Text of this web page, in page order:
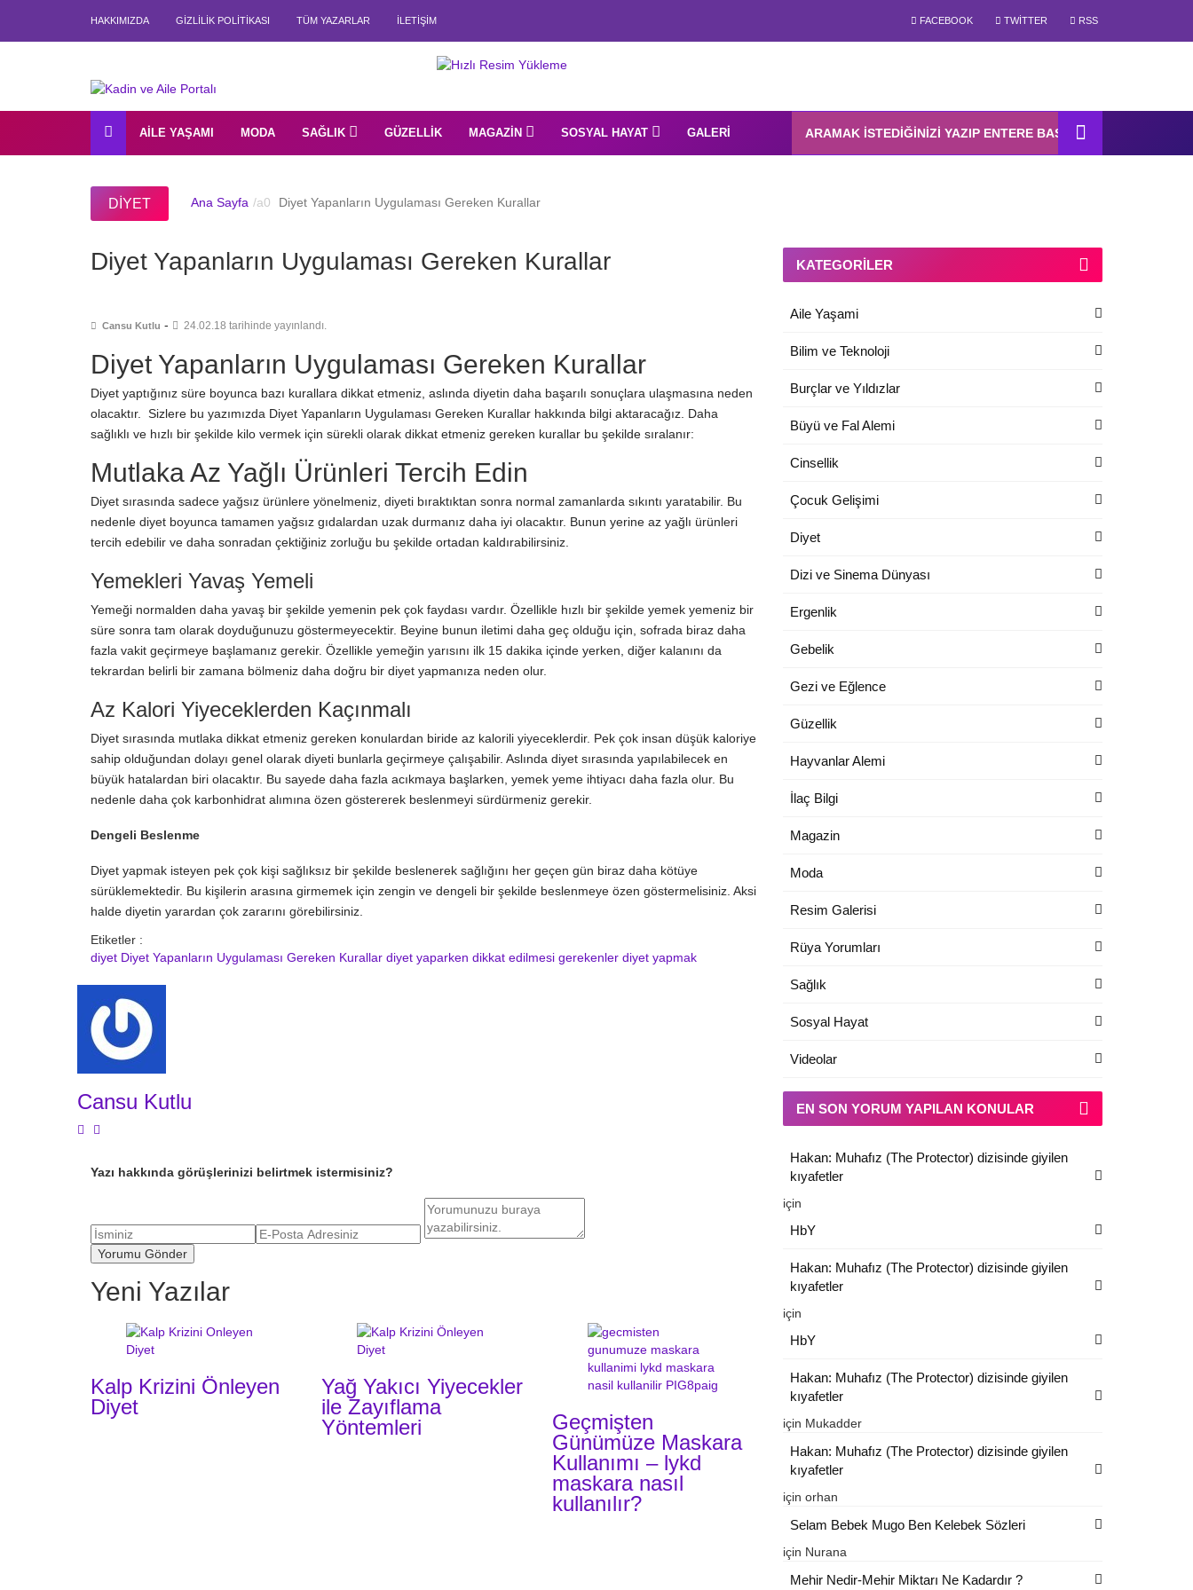
HAKKIMIZDA GIZLILIK POLITIKASI TÜM YAZARLAR İLETIŞIM FACEBOOK TWITTER RSS
AILE YAŞAMI MODA SAĞLIK GÜZELLIK MAGAZIN SOSYAL HAYAT GALERI
DIYET Ana Sayfa Diyet Yapanların Uygulaması Gereken Kurallar
Diyet Yapanların Uygulaması Gereken Kurallar
Cansu Kutlu - 24.02.18 tarihinde yayınlandı.
Diyet Yapanların Uygulaması Gereken Kurallar
Diyet yaptığınız süre boyunca bazı kurallara dikkat etmeniz, aslında diyetin daha başarılı sonuçlara ulaşmasına neden
olacaktır. Sizlere bu yazımızda Diyet Yapanların Uygulaması Gereken Kurallar hakkında bilgi aktaracağız. Daha
sağlıklı ve hızlı bir şekilde kilo vermek için sürekli olarak dikkat etmeniz gereken kurallar bu şekilde sıralanır:
Mutlaka Az Yağlı Ürünleri Tercih Edin
Diyet sırasında sadece yağsız ürünlere yönelmeniz, diyeti bıraktıktan sonra normal zamanlarda sıkıntı yaratabilir. Bu
nedenle diyet boyunca tamamen yağsız gıdalardan uzak durmanız daha iyi olacaktır. Bunun yerine az yağlı ürünleri
tercih edebilir ve daha sonradan çektiğiniz zorluğu bu şekilde ortadan kaldırabilirsiniz.
Yemekleri Yavaş Yemeli
Yemeği normalden daha yavaş bir şekilde yemenin pek çok faydası vardır. Özellikle hızlı bir şekilde yemek yemeniz bir
süre sonra tam olarak doyduğunuzu göstermeyecektir. Beyine bunun iletimi daha geç olduğu için, sofrada biraz daha
fazla vakit geçirmeye başlamanız gerekir. Özellikle yemeğin yarısını ilk 15 dakika içinde yerken, diğer kalanını da
tekrardan belirli bir zamana bölmeniz daha doğru bir diyet yapmanıza neden olur.
Az Kalori Yiyeceklerden Kaçınmalı
Diyet sırasında mutlaka dikkat etmeniz gereken konulardan biride az kalorili yiyeceklerdir. Pek çok insan düşük kaloriye
sahip olduğundan dolayı genel olarak diyeti bunlarla geçirmeye çalışabilir. Aslında diyet sırasında yapılabilecek en
büyük hatalardan biri olacaktır. Bu sayede daha fazla acıkmaya başlarken, yemek yeme ihtiyacı daha fazla olur. Bu
nedenle daha çok karbonhidrat alımına özen göstererek beslenmeyi sürdürmeniz gerekir.
Dengeli Beslenme
Diyet yapmak isteyen pek çok kişi sağlıksız bir şekilde beslenerek sağlığını her geçen gün biraz daha kötüye
sürüklemektedir. Bu kişilerin arasına girmemek için zengin ve dengeli bir şekilde beslenmeye özen göstermelisiniz. Aksi
halde diyetin yarardan çok zararını görebilirsiniz.
Etiketler :
diyet Diyet Yapanların Uygulaması Gereken Kurallar diyet yaparken dikkat edilmesi gerekenler diyet yapmak
Cansu Kutlu
Yazı hakkında görüşlerinizi belirtmek istermisiniz?
Yeni Yazılar
Kalp Krizini Önleyen
Diyet
Yağ Yakıcı Yiyecekler
ile Zayıflama
Yöntemleri
Geçmişten
Günümüze Maskara
Kullanımı – lykd
maskara nasıl
kullanılır?
KATEGORILER
Aile Yaşami
Bilim ve Teknoloji
Burçlar ve Yıldızlar
Büyü ve Fal Alemi
Cinsellik
Çocuk Gelişimi
Diyet
Dizi ve Sinema Dünyası
Ergenlik
Gebelik
Gezi ve Eğlence
Güzellik
Hayvanlar Alemi
İlaç Bilgi
Magazin
Moda
Resim Galerisi
Rüya Yorumları
Sağlık
Sosyal Hayat
Videolar
EN SON YORUM YAPILAN KONULAR
Hakan: Muhafız (The Protector) dizisinde giyilen
kıyafetler
için
HbY
Hakan: Muhafız (The Protector) dizisinde giyilen
kıyafetler
için
HbY
Hakan: Muhafız (The Protector) dizisinde giyilen
kıyafetler
için Mukadder
Hakan: Muhafız (The Protector) dizisinde giyilen
kıyafetler
için orhan
Selam Bebek Mugo Ben Kelebek Sözleri
için Nurana
Mehir Nedir-Mehir Miktarı Ne Kadardır ?